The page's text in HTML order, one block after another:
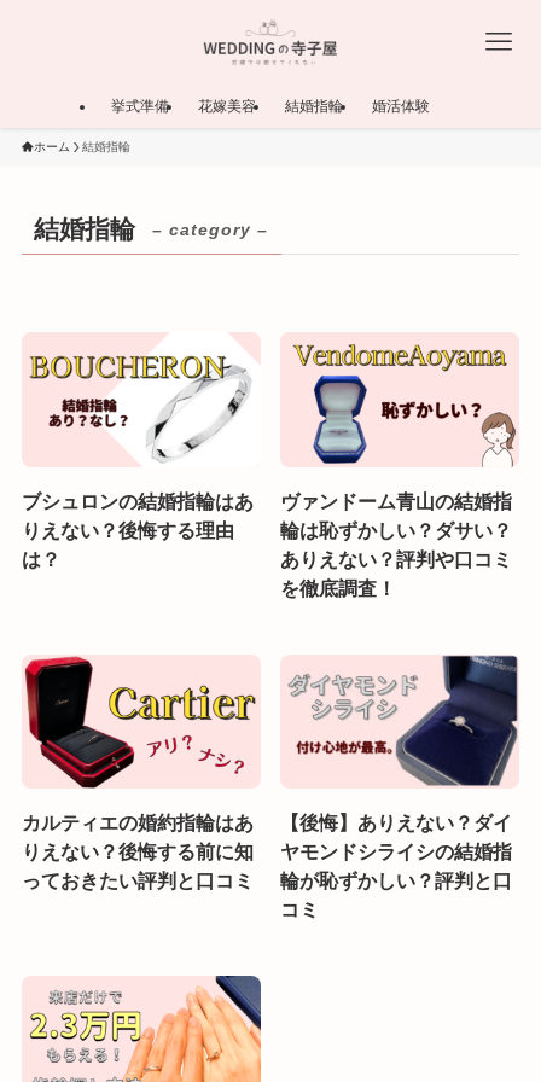
挙式準備 花嫁美容 結婚指輪 婚活体験
ホーム 結婚指輪
結婚指輪 – category –
ブシュロンの結婚指輪はあ
りえない？後悔する理由
は？
ヴァンドーム青山の結婚指
輪は恥ずかしい？ダサい？
ありえない？評判や口コミ
を徹底調査！
カルティエの婚約指輪はあ
りえない？後悔する前に知
っておきたい評判と口コミ
【後悔】ありえない？ダイ
ヤモンドシライシの結婚指
輪が恥ずかしい？評判と口
コミ